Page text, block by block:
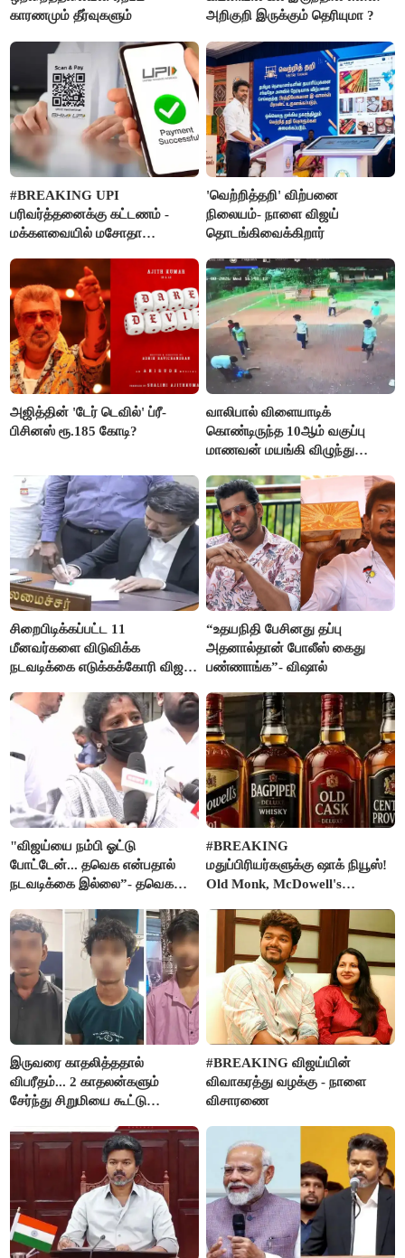
காரணமும் தீர்வுகளும்
அறிகுறி இருக்கும் தெரியுமா ?
#BREAKING UPI
பரிவர்த்தனைக்கு கட்டணம் -
மக்களவையில் மசோதா
'வெற்றித்தறி' விற்பனை
நிலையம்- நாளை விஜய்
தொடங்கிவைக்கிறார்
அஜித்தின் 'டேர் டெவில்' ப்ரீ-
பிசினஸ் ரூ.185 கோடி?
வாலிபால் விளையாடிக்
கொண்டிருந்த 10ஆம் வகுப்பு
மாணவன் மயங்கி விழுந்து
சிறைபிடிக்கப்பட்ட 11
மீனவர்களை விடுவிக்க
நடவடிக்கை எடுக்கக்கோரி விஜய்
“உதயநிதி பேசினது தப்பு
அதனால்தான் போலீஸ் கைது
பண்ணாங்க”- விஷால்
"விஜய்யை நம்பி ஓட்டு
போட்டேன்... தவெக என்பதால்
நடவடிக்கை இல்லை”- தவெக
கதறல்
#BREAKING
மதுப்பிரியர்களுக்கு ஷாக் நியூஸ்!
Old Monk, McDowell's
FSSAI தடை
இருவரை காதலித்ததால்
விபரீதம்... 2 காதலன்களும்
சேர்ந்து சிறுமியை கூட்டு
செய்த கொடூரம்
#BREAKING விஜய்யின்
விவாகரத்து வழக்கு - நாளை
விசாரணை